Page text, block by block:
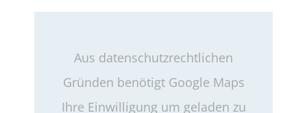
Aus datenschutzrechtlichen
Gründen benötigt Google Maps
Ihre Einwilligung um geladen zu